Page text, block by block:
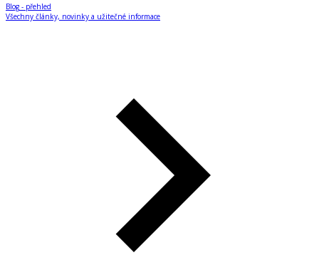
Blog - přehled
Všechny články, novinky a užitečné informace